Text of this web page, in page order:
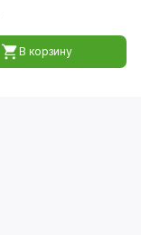
В корзину